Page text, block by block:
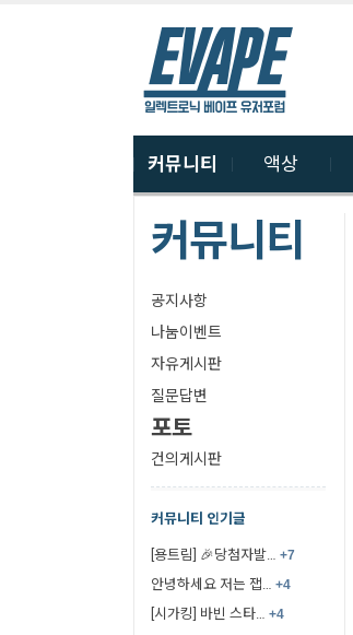
커뮤니티 액상
커뮤니티
공지사항
나눔이벤트
자유게시판
질문답변
포토
건의게시판
커뮤니티 인기글
[용트림] 🎉당첨자발… +7
안녕하세요 저는 잽… +4
[시가킹] 바빈 스타… +4